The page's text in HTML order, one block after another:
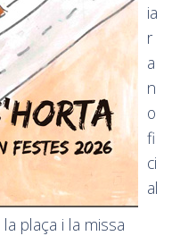
ia
r
a
n
o
fi
ci
al
plaça i la missa